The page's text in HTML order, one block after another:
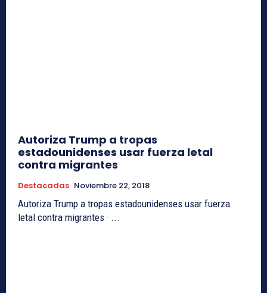
Autoriza Trump a tropas
estadounidenses usar fuerza letal
contra migrantes
Destacadas Noviembre 22, 2018
Autoriza Trump a tropas estadounidenses usar fuerza
letal contra migrantes · ...